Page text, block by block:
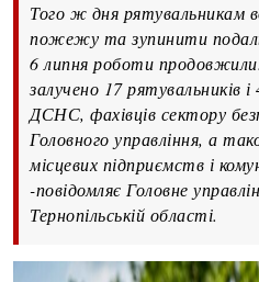
Того ж дня рятувальникам
пожежу та зупинити
6 липня роботи
залучено 17 рятувальників
ДСНС, фахівців сектору
Головного управління, а
місцевих підприємств і
-повідомляє Головне
Тернопільській області.